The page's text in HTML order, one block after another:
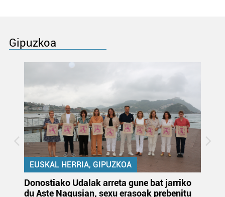
Gipuzkoa
EUSKAL HERRIA, GIPUZKOA
Donostiako Udalak arreta gune bat jarriko
du Aste Nagusian, sexu erasoak prebenitu